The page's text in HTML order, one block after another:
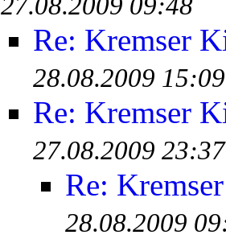
Re: Kremser
28.08.2009 15:09
Re: Kremser
27.08.2009 23:37
Re:
28.08.2009